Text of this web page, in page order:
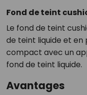
Fond de teint
Le fond de teint
de teint liquide et en
compact avec un
fond de teint liquide.
Avantages